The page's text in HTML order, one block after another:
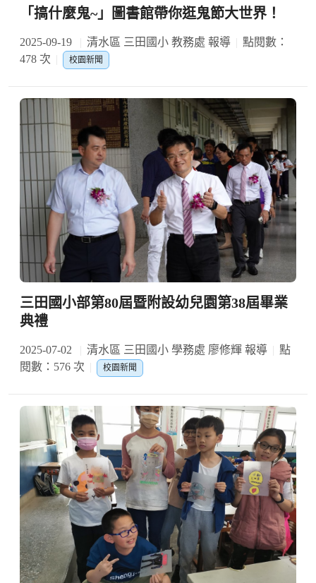
「搞什麼鬼~」圖書館帶你逛鬼節大世界！
2025-09-19 清水區 三田國小 教務處 報導
點閱數：
478 次
校園新聞
三田國小部第80屆暨附設幼兒園第38屆畢業
典禮
2025-07-02 清水區 三田國小 學務處 廖修輝 報導
點
閱數：576 次
校園新聞